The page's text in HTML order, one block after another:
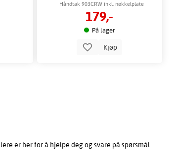
Håndtak 903CRW inkl. nøkkelplate
179,-
På lager
Kjøp
er her for å hjelpe deg og svare på spørsmål